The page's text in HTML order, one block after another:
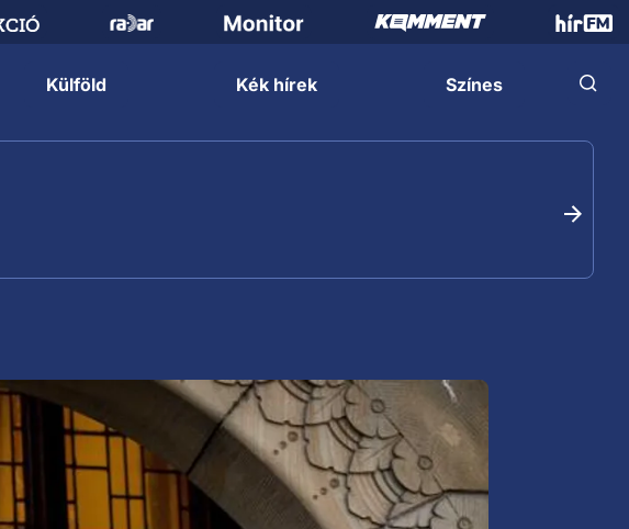
Külföld Kék hírek Színes